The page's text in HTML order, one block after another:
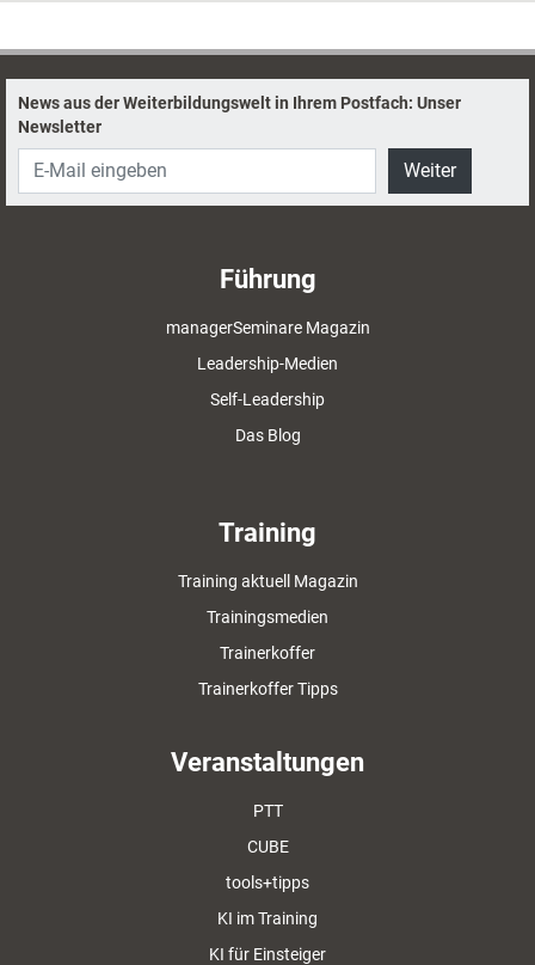
News aus der Weiterbildungswelt in Ihrem Postfach: Unser
Newsletter
Weiter
Führung
managerSeminare Magazin
Leadership-Medien
Self-Leadership
Das Blog
Training
Training aktuell Magazin
Trainingsmedien
Trainerkoffer
Trainerkoffer Tipps
Veranstaltungen
PTT
CUBE
tools+tipps
KI im Training
KI für Einsteiger